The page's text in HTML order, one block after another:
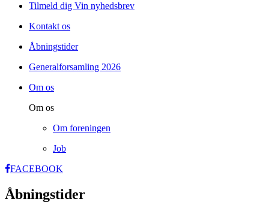
Tilmeld dig Vin nyhedsbrev
Kontakt os
Åbningstider
Generalforsamling 2026
Om os
Om os
Om foreningen
Job
FACEBOOK
Åbningstider